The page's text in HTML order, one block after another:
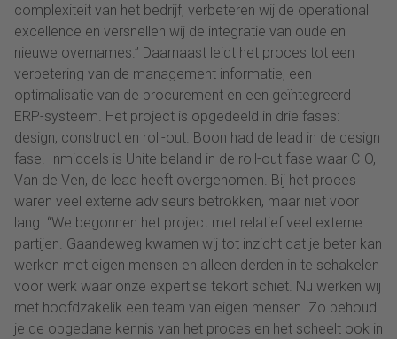
complexiteit van het bedrijf, verbeteren wij de operational
excellence en versnellen wij de integratie van oude en
nieuwe overnames.” Daarnaast leidt het proces tot een
verbetering van de management informatie, een
optimalisatie van de procurement en een geïntegreerd
ERP-systeem. Het project is opgedeeld in drie fases:
design, construct en roll-out. Boon had de lead in de design
fase. Inmiddels is Unite beland in de roll-out fase waar CIO,
Van de Ven, de lead heeft overgenomen. Bij het proces
waren veel externe adviseurs betrokken, maar niet voor
lang. “We begonnen het project met relatief veel externe
partijen. Gaandeweg kwamen wij tot inzicht dat je beter kan
werken met eigen mensen en alleen derden in te schakelen
voor werk waar onze expertise tekort schiet. Nu werken wij
met hoofdzakelik een team van eigen mensen. Zo behoud
je de opgedane kennis van het proces en het scheelt ook in